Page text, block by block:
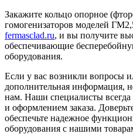
Закажите кольцо опорное
гомогенизаторов моделей
fermasclad.ru, и вы получите
обеспечивающие
оборудования.
Если у вас возникли вопросы
дополнительная информация,
нам. Наши специалисты
и оформлением заказа.
обеспечьте надежное
оборудования с нашими